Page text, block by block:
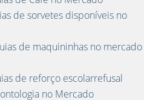
de sorvetes disponíveis no
de maquininhas no mercado
de reforço escolarrefusal
no Mercado